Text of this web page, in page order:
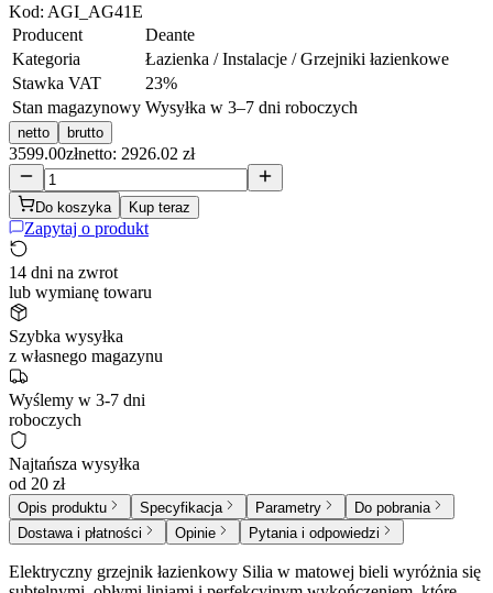
Kod: AGI_AG41E
Producent
Deante
Kategoria
Łazienka / Instalacje / Grzejniki łazienkowe
Stawka VAT
23%
Stan magazynowy Wysyłka w 3–7 dni roboczych
netto brutto
3599.00złnetto: 2926.02 zł
Do koszyka Kup teraz
Zapytaj o produkt
14 dni na zwrot
lub wymianę towaru
Szybka wysyłka
z własnego magazynu
Wyślemy w 3-7 dni
roboczych
Najtańsza wysyłka
od 20 zł
Opis produktu Specyfikacja Parametry
Do pobrania
Dostawa i płatności
Opinie Pytania i odpowiedzi
Elektryczny grzejnik łazienkowy Silia w matowej bieli wyróżnia się